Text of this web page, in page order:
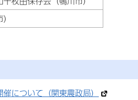
について（関東農政局）